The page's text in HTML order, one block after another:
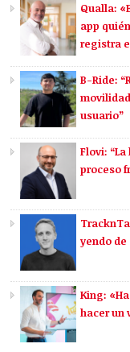
Qualla:
app
registra
B-Ride:
usuario”
Flovi:
proceso
yendo
King:
hacer un